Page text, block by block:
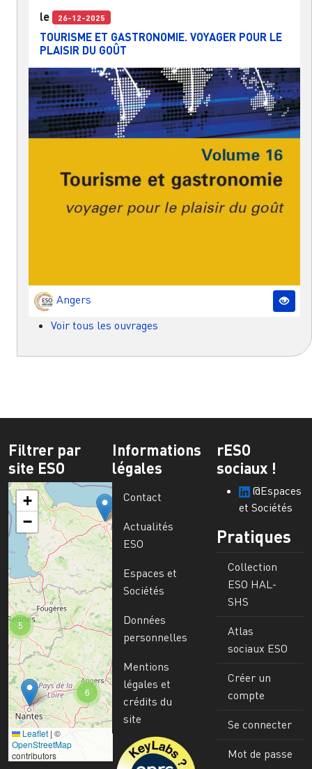
le 26-12-2025
TOURISME ET GASTRONOMIE. VOYAGER POUR LE
PLAISIR DU GOÛT
Angers
Voir tous les ouvrages
Filtrer par
site ESO
6
5
+
−
Leaflet | ©
OpenStreetMap
contributors
Informations
légales
Contact
Actualités
ESO
Espaces et
Sociétés
Données
personnelles
Mentions
légales et
crédits du
site
Image
rESO
sociaux !
@Espaces
et Sociétés
Pratiques
Collection
ESO HAL-
SHS
Atlas
sociaux ESO
Créer un
compte
Se connecter
Mot de passe